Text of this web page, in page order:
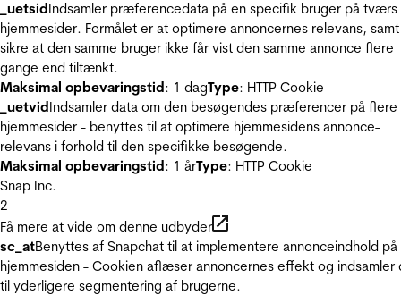
_uetsidIndsamler præferencedata på en specifik bruger på tværs
hjemmesider. Formålet er at optimere annoncernes relevans, samt
sikre at den samme bruger ikke får vist den samme annonce flere
gange end tiltænkt.
Maksimal opbevaringstid: 1 dagType: HTTP Cookie
_uetvidIndsamler data om den besøgendes præferencer på flere
hjemmesider - benyttes til at optimere hjemmesidens annonce-
relevans i forhold til den specifikke besøgende.
Maksimal opbevaringstid: 1 årType: HTTP Cookie
Snap Inc.
2
Få mere at vide om denne udbyder
sc_atBenyttes af Snapchat til at implementere annonceindhold på
hjemmesiden - Cookien aflæser annoncernes effekt og indsamler
til yderligere segmentering af brugerne.